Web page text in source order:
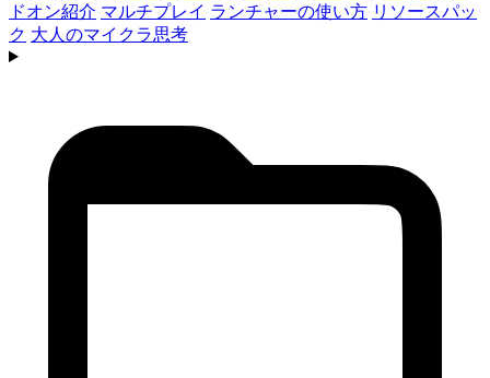
ドオン紹介 マルチプレイ ランチャーの使い方 リソースパッ
ク 大人のマイクラ思考